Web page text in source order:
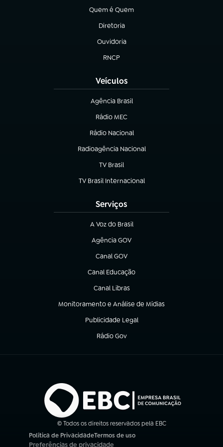
Quem é Quem
(abre em nova aba)
Diretoria
(abre em nova aba)
Ouvidoria
(abre em nova aba)
RNCP
(abre em nova aba)
Veículos
Agência Brasil
(abre em nova aba)
Rádio MEC
Rádio Nacional
(abre em nova aba)
Radioagência Nacional
(abre em nova aba)
TV Brasil
(abre em nova aba)
TV Brasil Internacional
(abre em nova aba)
Serviços
A Voz do Brasil
(abre em nova aba)
Agência GOV
(abre em nova aba)
Canal GOV
(abre em nova aba)
Canal Educação
(abre em nova aba)
Canal Libras
(abre em nova aba)
Monitoramento e Análise de Mídias
(abre em nova aba)
Publicidade Legal
(abre em nova aba)
Rádio Gov
(abre em nova aba)
© Todos os direitos reservados pela EBC
Política de Privacidade
(abre em nova aba)
Termos de uso
(abre em nova aba)
Preferências de privacidade